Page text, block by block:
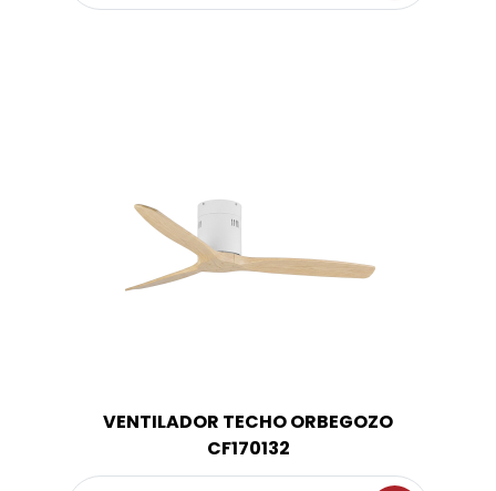
VENTILADOR TECHO ORBEGOZO
CF170132